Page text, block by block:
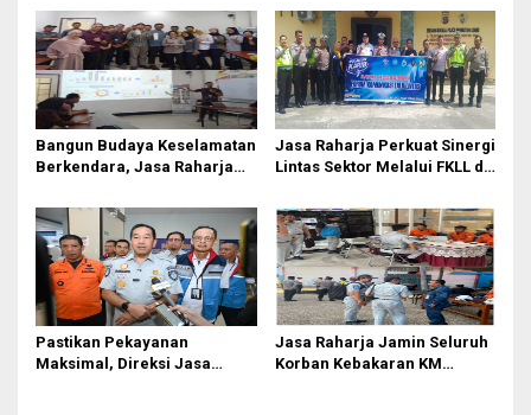
Rapat Komisi II Dipimpin
Sufmi Dasco Ahmad
II Dipimpin Sufmi Dasco
Ahmad
Bangun Budaya Keselamatan
Berkendara, Jasa Raharja
Pasifik Medan Industri
Jasa Raharja Perkuat Sinergi
Lintas Sektor Melalui FKLL di
Pastikan Pekayanan
Maksimal, Direksi Jasa
Jasa Raharja Jamin Seluruh
Korban Kebakaran KM